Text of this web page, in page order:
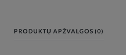
PRODUKTŲ APŽVALGOS (0)